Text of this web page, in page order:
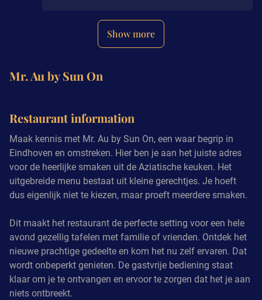
Show more
Mr. Au by Sun On
Restaurant information
Maak kennis met Mr. Au by Sun On, een waar begrip in
Eindhoven en omstreken. Hier ben je aan het juiste adres
voor de heerlijke smaken uit de Aziatische keuken. Het
uitgebreide menu bestaat uit kleine gerechtjes. Je hoeft
dus eigenlijk niet te kiezen, maar proeft meerdere smaken.
Dit maakt het restaurant de perfecte setting voor een hele
avond gezellig tafelen met familie of vrienden. Ontdek het
nieuwe prachtige gedeelte en kom het nu zelf ervaren. Dat
wordt onbeperkt genieten. De gastvrije bediening staat
klaar om je te ontvangen en ervoor te zorgen dat het je aan
niets ontbreekt.